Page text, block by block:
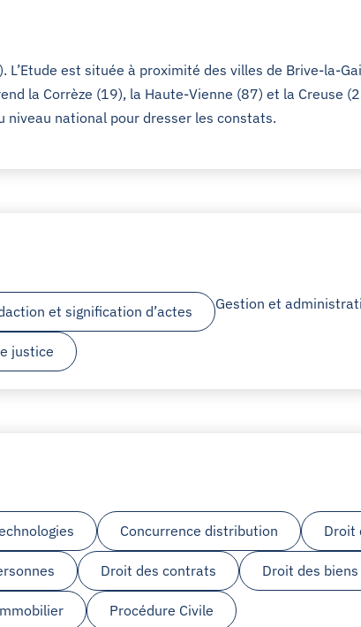
est située à proximité des villes de Brive-la-
la Corrèze (19), la Haute-Vienne (87) et la Creuse
niveau national pour dresser les constats.
et signification d’actes Gestion et
justice
Concurrence distribution Droit
Droit des contrats Droit des biens
Procédure Civile